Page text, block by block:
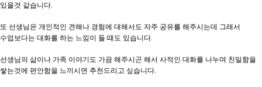
있을것 같습니다
또 선생님은 개인적인 견해나 경험에 대해서도 자주 공유를 해주시는데 그래서
수업보다는 대화를 하는 느낌이 들 때도 있습니다
선생님의 삶이나 가족 이야기도 가끔 해주시곤 해서 사적인 대화를 나누며 친밀함을
쌓는것에 편안함을 느끼시면 추천드리고 싶습니다